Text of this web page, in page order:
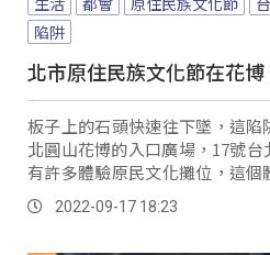
陷阱
北市原住民族文化節在花
板子上的石頭快速往下墜，這
北圓山花博的入口廣場，17號
有許多體驗原民文化攤位，這個
統陷阱的民眾，連小朋友也來參加
2022-09-17 18:23